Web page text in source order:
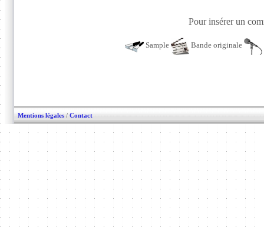
Pour insérer un
Sample Bande originale
Mentions légales / Contact